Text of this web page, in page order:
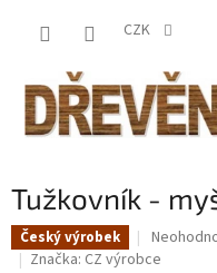
CZK
Tužkovník -
Český výrobek
Průměrné
hodnocení
Značka: CZ výrobce